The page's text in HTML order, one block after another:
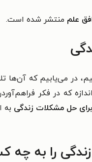
علم منتشر شده است.
در می‌یابیم که آن‌ها
که در فکر
حل مشکلات زندگی به
را به چه